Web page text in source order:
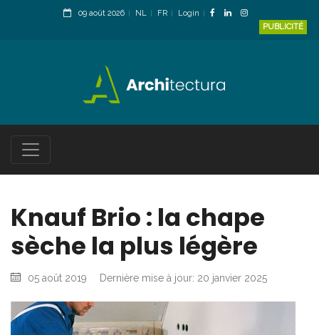
09 août 2026 NL FR
Login
PUBLICITÉ
Knauf Brio : la chape
sèche la plus légère
05 août 2019 Dernière mise à jour: 20 janvier 2025